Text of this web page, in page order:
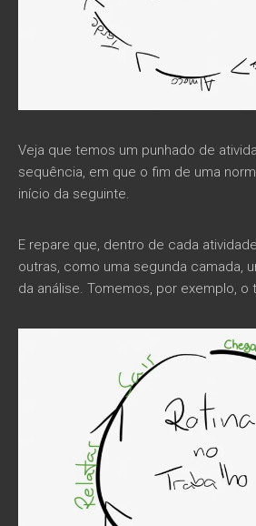
Veja que temos um punhado de
sequência, em que o fim de uma
início da seguinte.
E repare que, dentro de cada
outras, como uma segunda camada,
da análise. Tomemos, por exemplo, o